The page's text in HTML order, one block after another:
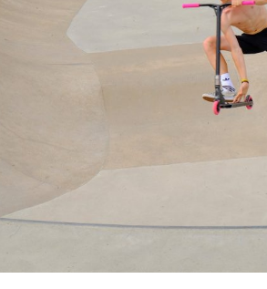
I
E
S
T
R